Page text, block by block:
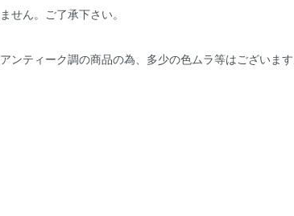
ません。ご了承下さい。
アンティーク調の商品の為、多少の色ムラ等はございます